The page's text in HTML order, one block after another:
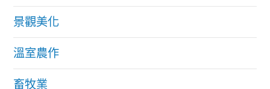
景觀美化
溫室農作
畜牧業